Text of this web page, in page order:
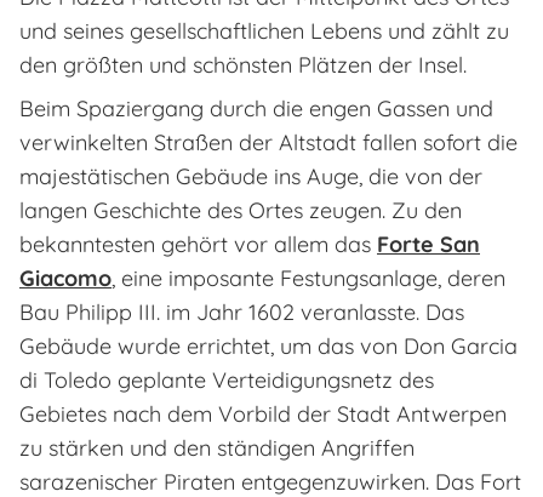
und seines gesellschaftlichen Lebens und zählt zu
den größten und schönsten Plätzen der Insel.
Beim Spaziergang durch die engen Gassen und
verwinkelten Straßen der Altstadt fallen sofort die
majestätischen Gebäude ins Auge, die von der
langen Geschichte des Ortes zeugen. Zu den
bekanntesten gehört vor allem das Forte San
Giacomo , eine imposante Festungsanlage, deren
Bau Philipp III. im Jahr 1602 veranlasste. Das
Gebäude wurde errichtet, um das von Don Garcia
di Toledo geplante Verteidigungsnetz des
Gebietes nach dem Vorbild der Stadt Antwerpen
zu stärken und den ständigen Angriffen
sarazenischer Piraten entgegenzuwirken. Das Fort